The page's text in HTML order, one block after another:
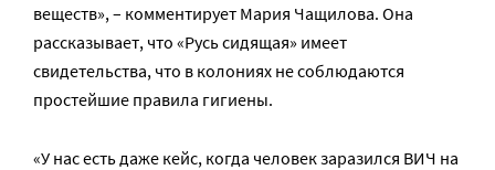
веществ», – комментирует Мария Чащилова. Она
рассказывает, что «Русь сидящая» имеет
свидетельства, что в колониях не соблюдаются
простейшие правила гигиены.
«У нас есть даже кейс, когда человек заразился ВИЧ на